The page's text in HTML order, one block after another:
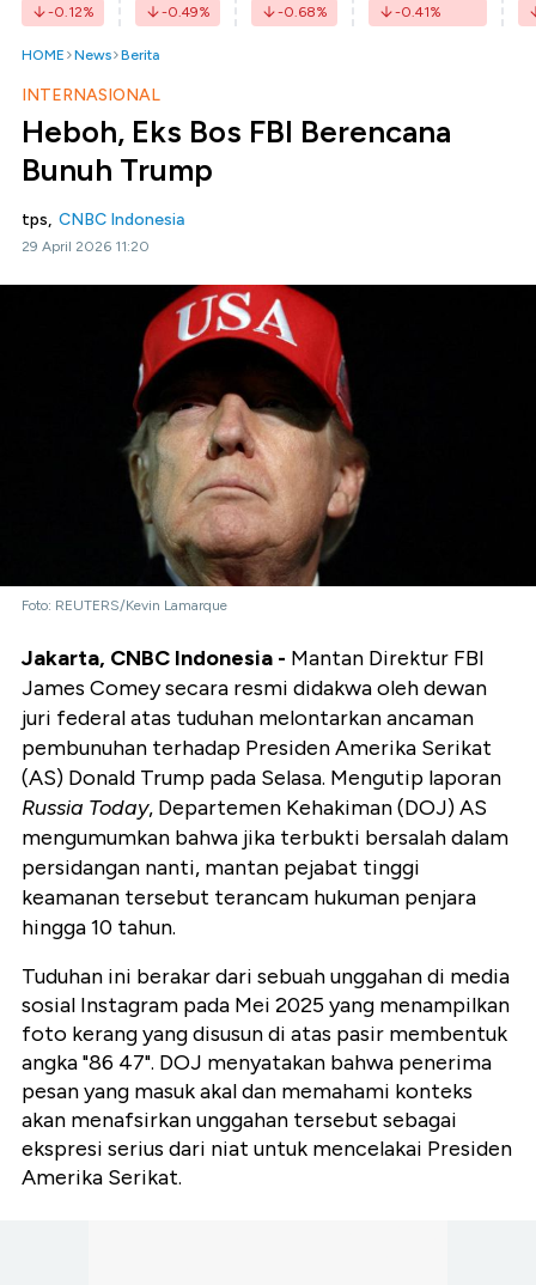
-0.12% -0.49% -0.68% -0.41%
HOME News Berita
INTERNASIONAL
Heboh, Eks Bos FBI Berencana
Bunuh Trump
tps, CNBC Indonesia
29 April 2026 11:20
Foto: REUTERS/Kevin Lamarque
Jakarta, CNBC Indonesia - Mantan Direktur FBI
James Comey secara resmi didakwa oleh dewan
juri federal atas tuduhan melontarkan ancaman
pembunuhan terhadap Presiden Amerika Serikat
(AS) Donald Trump pada Selasa. Mengutip laporan
Russia Today, Departemen Kehakiman (DOJ) AS
mengumumkan bahwa jika terbukti bersalah dalam
persidangan nanti, mantan pejabat tinggi
keamanan tersebut terancam hukuman penjara
hingga 10 tahun.
Tuduhan ini berakar dari sebuah unggahan di media
sosial Instagram pada Mei 2025 yang menampilkan
foto kerang yang disusun di atas pasir membentuk
angka "86 47". DOJ menyatakan bahwa penerima
pesan yang masuk akal dan memahami konteks
akan menafsirkan unggahan tersebut sebagai
ekspresi serius dari niat untuk mencelakai Presiden
Amerika Serikat.